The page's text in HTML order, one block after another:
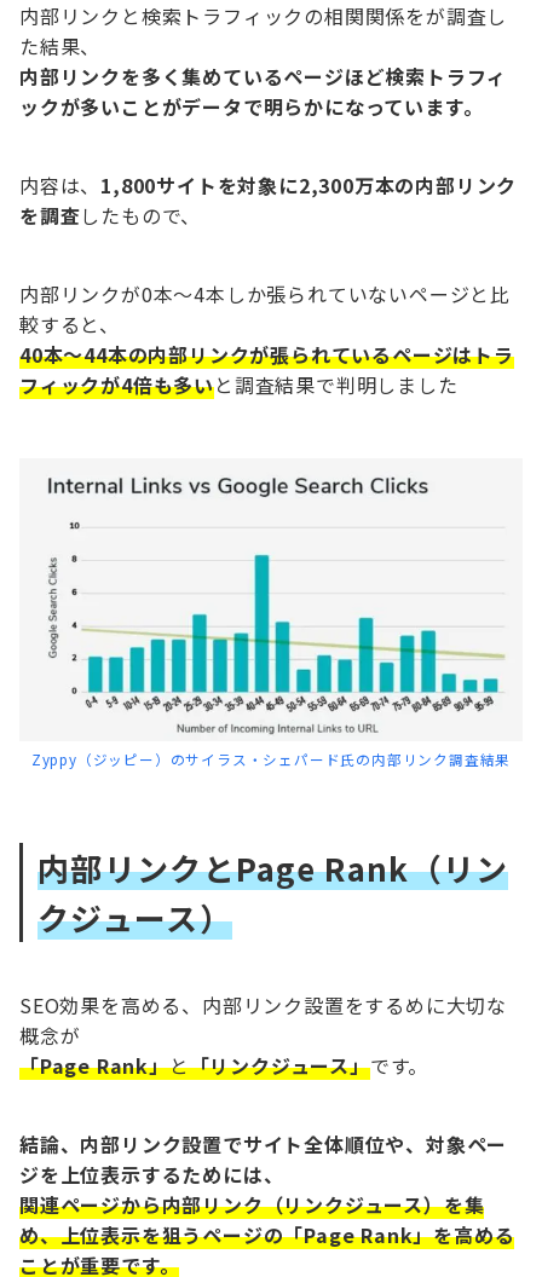
内部リンクと検索トラフィックの相関関係をが調査し
た結果、
内部リンクを多く集めているページほど検索トラフィ
ックが多いことがデータで明らかになっています。
内容は、 1,800サイトを対象に2,300万本の内部リンク
を調査したもので、
内部リンクが0本〜4本しか張られていないページと比
較すると、
40本〜44本の内部リンクが張られているページはトラ
フィックが4倍も多いと調査結果で判明しました
Zyppy（ジッピー）のサイラス・シェパード氏の内部リンク調査結果
内部リンクとPage Rank（リン
クジュース）
SEO効果を高める、内部リンク設置をするめに大切な
概念が
「Page Rank」と「リンクジュース」です。
結論、内部リンク設置でサイト全体順位や、対象ペー
ジを上位表示するためには、
関連ページから内部リンク（リンクジュース）を集
め、上位表示を狙うページの「Page Rank」を高める
ことが重要です。